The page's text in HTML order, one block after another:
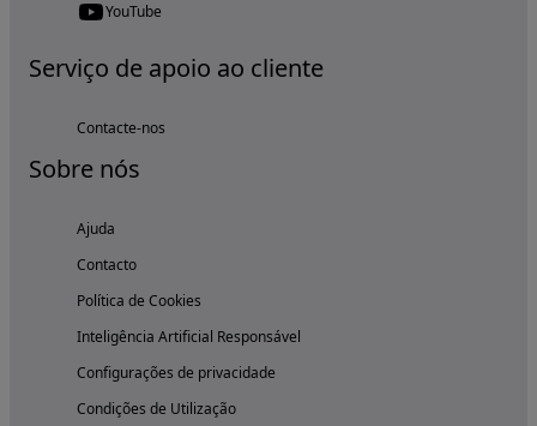
YouTube
Serviço de apoio ao cliente
Contacte-nos
Sobre nós
Ajuda
Contacto
Política de Cookies
Inteligência Artificial Responsável
Configurações de privacidade
Condições de Utilização